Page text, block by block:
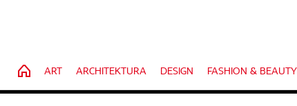
HOME
ART ARCHITEKTURA DESIGN FASHION & BEAUTY